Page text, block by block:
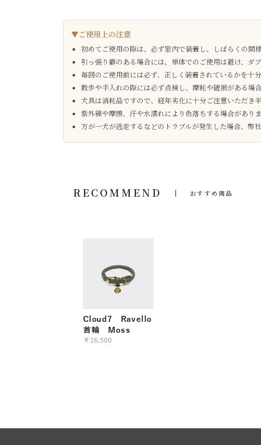
▼ご使用上の注意
初めてご使用の際は、必ず室内で装着し、しばらくの間
引っ張り癖のある場合には、単体でのご使用は避け、ダ
毎回のご使用前には必ず、正しく装着されているかを十
散歩や手入れの際には必ず点検し、摩耗や破損がある場
犬具は消耗品ですので、経年劣化に十分ご注意いただき
紫外線や摩擦、汗や水濡れにより色落ちする場合がありま
万が一犬が逃走するなどのトラブルが発生した場合、弊
RECOMMEND おすすめ商品
Cloud7 Ravello
首輪 Moss
￥16,500